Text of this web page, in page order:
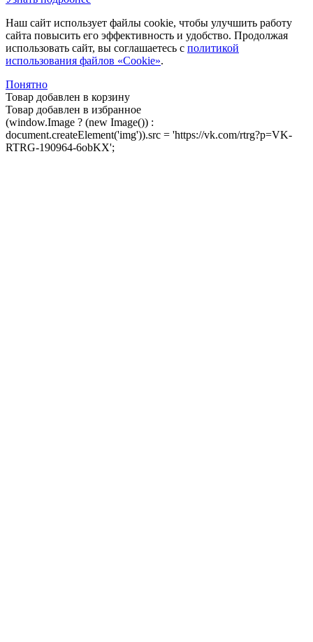
Наш сайт использует файлы cookie, чтобы улучшить работу
сайта повысить его эффективность и удобство. Продолжая
использовать сайт, вы соглашаетесь с политикой
использования файлов «Cookie».
Понятно
Товар добавлен в корзину
Товар добавлен в избранное
(window.Image ? (new Image()) :
document.createElement('img')).src = 'https://vk.com/rtrg?p=VK-
RTRG-190964-6obKX';